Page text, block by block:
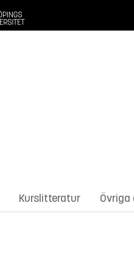
Kurslitteratur